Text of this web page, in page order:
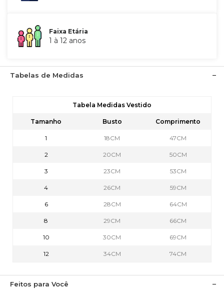
Faixa Etária
1 à 12 anos
Tabelas de Medidas
Tabela Medidas Vestido
Tamanho Busto Comprimento
1 18CM 47CM
2 20CM 50CM
3 23CM 53CM
4 26CM 59CM
6 28CM 64CM
8 29CM 66CM
10 30CM 69CM
12 34CM 74CM
Feitos para Você